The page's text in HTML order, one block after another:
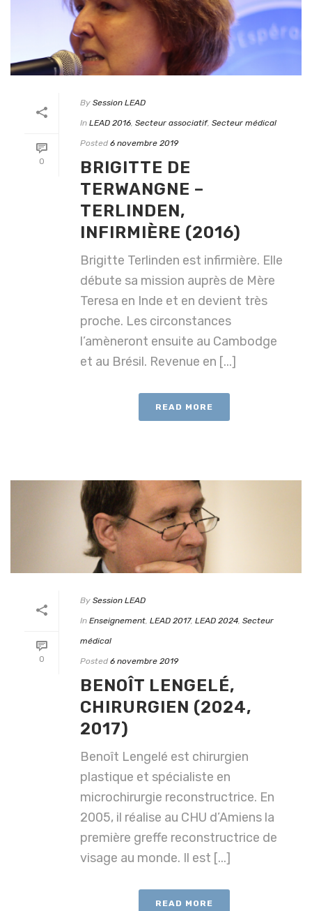
0
By Session LEAD
In LEAD 2016, Secteur associatif, Secteur médical
Posted 6 novembre 2019
BRIGITTE DE
TERWANGNE –
TERLINDEN,
INFIRMIÈRE (2016)
Brigitte Terlinden est infirmière. Elle
débute sa mission auprès de Mère
Teresa en Inde et en devient très
proche. Les circonstances
l’amèneront ensuite au Cambodge
et au Brésil. Revenue en [...]
READ MORE
0
By Session LEAD
In Enseignement, LEAD 2017, LEAD 2024, Secteur
médical
Posted 6 novembre 2019
BENOÎT LENGELÉ,
CHIRURGIEN (2024,
2017)
Benoît Lengelé est chirurgien
plastique et spécialiste en
microchirurgie reconstructrice. En
2005, il réalise au CHU d’Amiens la
première greffe reconstructrice de
visage au monde. Il est [...]
READ MORE